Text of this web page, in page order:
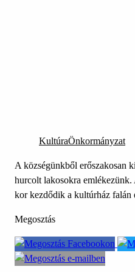
KultúraÖnkormányzat
A községünkből erőszakosan
hurcolt lakosokra
kor kezdődik a kultúrház falán
Megosztás